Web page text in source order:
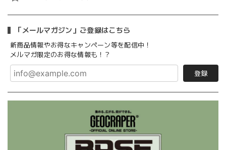
「メールマガジン」ご登録はこちら
新商品情報やお得なキャンペーン等を配信中！
メルマガ限定のお得な情報も！？
登録